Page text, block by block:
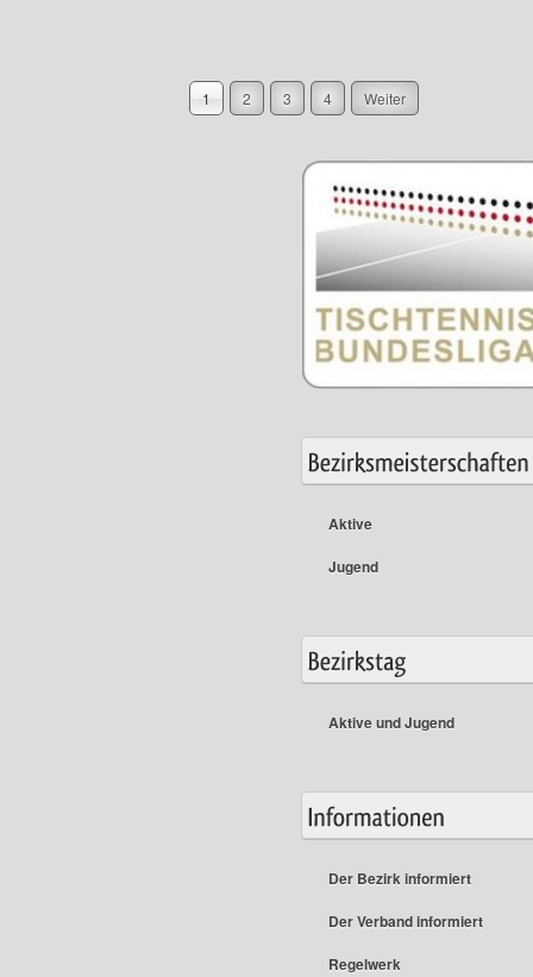
1 2 3 4 Weiter
Aktive
Jugend
Aktive und Jugend
Der Bezirk informiert
Der Verband informiert
Regelwerk